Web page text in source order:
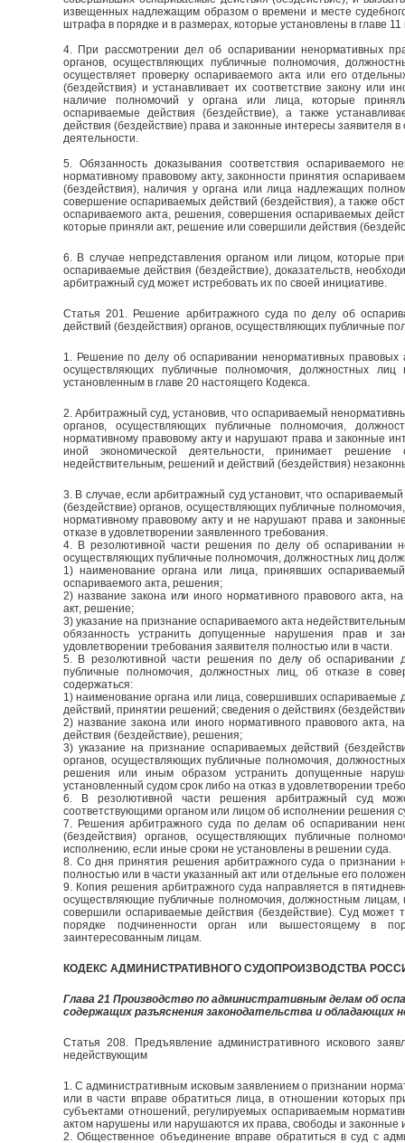
извещенных надлежащим образом о времени и месте
штрафа в порядке и в размерах, которые установлены в главе 11
4. При рассмотрении дел об оспаривании ненормативных
органов, осуществляющих публичные полномочия,
осуществляет проверку оспариваемого акта или его
(бездействия) и устанавливает их соответствие закону или
наличие полномочий у органа или лица, которые
оспариваемые действия (бездействие), а также
действия (бездействие) права и законные интересы заявителя
деятельности.
5. Обязанность доказывания соответствия оспариваемого
нормативному правовому акту, законности принятия
(бездействия), наличия у органа или лица надлежащих
совершение оспариваемых действий (бездействия), а также
оспариваемого акта, решения, совершения оспариваемых
которые приняли акт, решение или совершили действия
6. В случае непредставления органом или лицом, которые
оспариваемые действия (бездействие), доказательств,
арбитражный суд может истребовать их по своей инициативе.
Статья 201. Решение арбитражного суда по делу об
действий (бездействия) органов, осуществляющих публичные
1. Решение по делу об оспаривании ненормативных правовых
осуществляющих публичные полномочия, должностных
установленным в главе 20 настоящего Кодекса.
2. Арбитражный суд, установив, что оспариваемый
органов, осуществляющих публичные полномочия,
нормативному правовому акту и нарушают права и законные
иной экономической деятельности, принимает решение
недействительным, решений и действий (бездействия)
3. В случае, если арбитражный суд установит, что
(бездействие) органов, осуществляющих публичные
нормативному правовому акту и не нарушают права и
отказе в удовлетворении заявленного требования.
4. В резолютивной части решения по делу об оспаривании
осуществляющих публичные полномочия, должностных лиц
1) наименование органа или лица, принявших
оспариваемого акта, решения;
2) название закона или иного нормативного правового акта,
акт, решение;
3) указание на признание оспариваемого акта
обязанность устранить допущенные нарушения прав и
удовлетворении требования заявителя полностью или в части.
5. В резолютивной части решения по делу об оспаривании
публичные полномочия, должностных лиц, об отказе в
содержаться:
1) наименование органа или лица, совершивших оспариваемые
действий, принятии решений; сведения о действиях
2) название закона или иного нормативного правового акта,
действия (бездействие), решения;
3) указание на признание оспариваемых действий
органов, осуществляющих публичные полномочия,
решения или иным образом устранить допущенные
установленный судом срок либо на отказ в удовлетворении
6. В резолютивной части решения арбитражный суд
соответствующими органом или лицом об исполнении решения
7. Решения арбитражного суда по делам об оспаривании
(бездействия) органов, осуществляющих публичные
исполнению, если иные сроки не установлены в решении суда.
8. Со дня принятия решения арбитражного суда о признании
полностью или в части указанный акт или отдельные его
9. Копия решения арбитражного суда направляется в
осуществляющие публичные полномочия, должностным
совершили оспариваемые действия (бездействие). Суд
порядке подчиненности орган или вышестоящему в
заинтересованным лицам.
КОДЕКС АДМИНИСТРАТИВНОГО СУДОПРОИЗВОДСТВА
Глава 21 Производство по административным делам об
содержащих разъяснения законодательства и обладающих
Статья 208. Предъявление административного искового
недействующим
1. С административным исковым заявлением о признании
или в части вправе обратиться лица, в отношении которых
субъектами отношений, регулируемых оспариваемым
актом нарушены или нарушаются их права, свободы и законные
2. Общественное объединение вправе обратиться в суд с